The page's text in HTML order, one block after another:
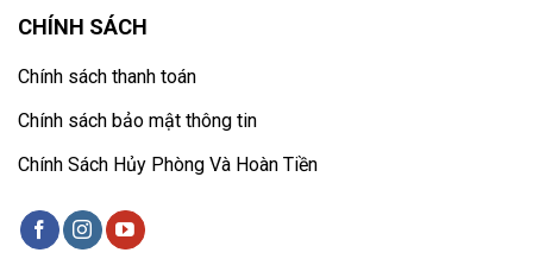
CHÍNH SÁCH
Chính sách thanh toán
Chính sách bảo mật thông tin
Chính Sách Hủy Phòng Và Hoàn Tiền